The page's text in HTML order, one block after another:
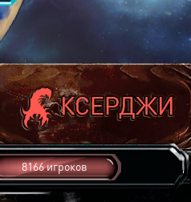
8166 игроков